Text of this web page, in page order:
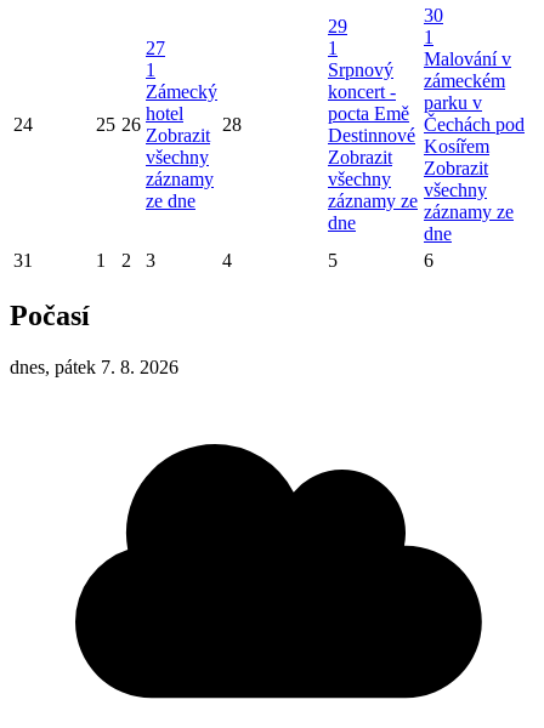
24 25 26
27
1
Zámecký
hotel
Zobrazit
všechny
záznamy
ze dne
28
29
1
Srpnový
koncert -
pocta Emě
Destinnové
Zobrazit
všechny
záznamy ze
dne
30
1
Malování v
zámeckém
parku v
Čechách pod
Kosířem
Zobrazit
všechny
záznamy ze
dne
31
1 2 3 4 5 6
Počasí
dnes, pátek 7. 8. 2026